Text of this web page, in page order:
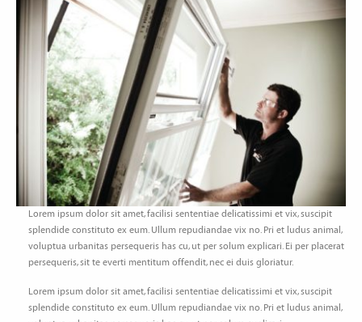
Lorem ipsum dolor sit amet, facilisi sententiae delicatissimi et vix, suscipit
splendide constituto ex eum. Ullum repudiandae vix no. Pri et ludus animal,
voluptua urbanitas persequeris has cu, ut per solum explicari. Ei per placerat
persequeris, sit te everti mentitum offendit, nec ei duis gloriatur.
Lorem ipsum dolor sit amet, facilisi sententiae delicatissimi et vix, suscipit
splendide constituto ex eum. Ullum repudiandae vix no. Pri et ludus animal,